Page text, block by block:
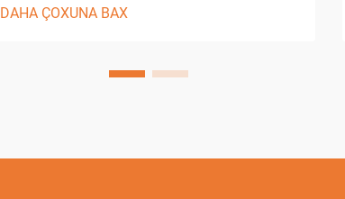
verilməyə imkan verərək müasir istehsalı
elektrik boşalması emal sistemləri kon...
DAHA ÇOXUNA BAX